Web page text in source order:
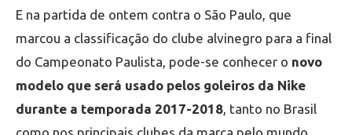
E na partida de ontem contra o São Paulo, que
marcou a classificação do clube alvinegro para a final
do Campeonato Paulista, pode-se conhecer o novo
modelo que será usado pelos goleiros da Nike
durante a temporada 2017-2018 , tanto no Brasil
como nos principais clubes da marca pelo mundo.